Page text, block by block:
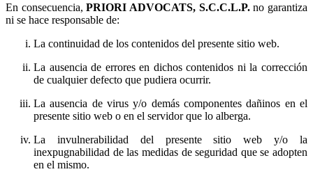
En consecuencia,
no garantiza
ni se hace responsable de:
La continuidad de los contenidos del presente sitio web.
La ausencia de errores en dichos contenidos ni la corrección
de cualquier defecto que pudiera ocurrir.
La ausencia de virus y/o demás componentes dañinos en el
presente sitio web o en el servidor que lo alberga.
La invulnerabilidad del presente sitio web y/o la
inexpugnabilidad de las medidas de seguridad que se adopten
en el mismo.